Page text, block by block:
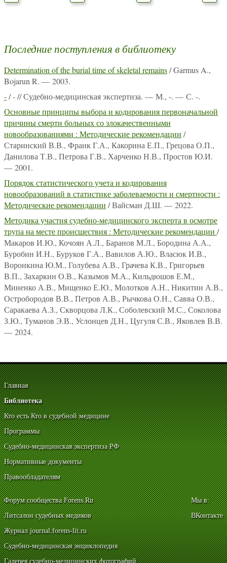
Последние поступления в библиотеку
Determination of the burial time of skeletal remains/ Garmus A.,
Bojarun R. — 2003.
-/ - // Судебно-медицинская экспертиза. — М., -. — С. -.
Основные принципы выбора и кодирования первоначальной
причины смерти больных со злокачественными
новообразованиями : Методические рекомендации /
Старинский В.В., Франк Г.А., Какорина Е.П., Грецова О.П.,
Данилова Т.В., Петрова Г.В., Харченко Н.В., Простов Ю.И.
— 2001.
Порядок статистического учета и кодирования
новообразований в статистике заболеваемости и смертности :
Методические рекомендации / Вайсман Д.Ш. — 2022.
Методика участия судебно-медицинского эксперта в осмотре
трупа на месте происшествия : Методические рекомендации /
Макаров И.Ю., Кочоян А.Л., Баранов М.Л., Бородина А.А.,
Буробин И.Н., Буруков Г.А., Вавилов А.Ю., Власюк И.В.,
Воронкина Ю.М., Голубева А.В., Грачева К.В., Григорьев
В.П., Захаркин О.В., Казымов М.А., Кильдюшов Е.М.,
Миненко А.В., Мищенко Е.Ю., Молотков А.Н., Никитин А.В.,
Остробородов В.В., Петров А.В., Рычкова О.Н., Савва О.В.,
Саракаева А.З., Скворцова Л.К., Соболевский М.С., Соколова
З.Ю., Туманов Э.В., Услонцев Д.Н., Цугуля С.В., Яковлев В.В.
— 2024.
Главная
Библиотека
Кто есть Кто в судебной медицине
Программы
Судебно-медицинская экспертиза РФ
Нормативные документы
Правообладателям
Форум сообщества Forens.Ru
Литсалон судебных медиков
Журнал journal.forens-lit.ru
Судебно-медицинская энциклопедия
Галерея судебно-медицинских фотографий
Мы в:
ВКонтакте